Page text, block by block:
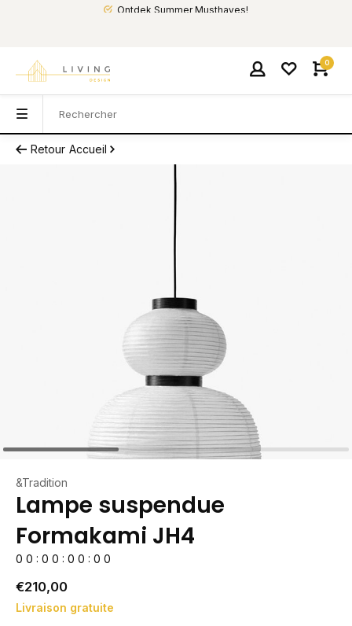
Ontdek Summer Musthaves!
0
Retour Accueil
&Tradition
Lampe suspendue
Formakami JH4
0 0 : 0 0 : 0 0 : 0 0
€210,00
Livraison gratuite